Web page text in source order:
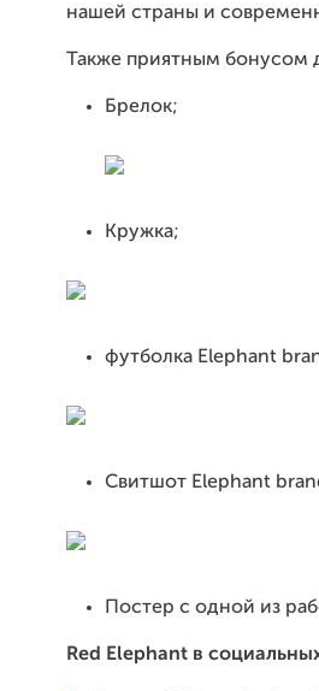
нашей страны и
Также приятным бонусом
Брелок;
Кружка;
футболка Elephant
Свитшот Elephant
Постер с одной из
Red Elephant в